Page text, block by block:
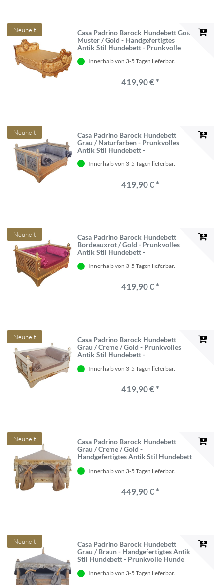
Neuheit
Casa Padrino Barock Hundebett Gold
Muster / Gold - Handgefertigtes
Antik Stil Hundebett - Prunkvolle
Stil Tiermöbel - Barock Tiermöbel
Innerhalb von 3-5 Tagen lieferbar.
419,90 € *
Neuheit
Casa Padrino Barock Hundebett
Grau / Naturfarben - Prunkvolles
Antik Stil Hundebett -
Barockstil - Antik Stil Tiermöbel -
Innerhalb von 3-5 Tagen lieferbar.
419,90 € *
Neuheit
Casa Padrino Barock Hundebett
Bordeauxrot / Gold - Prunkvolles
Antik Stil Hundebett -
Barockstil - Antik Stil Tiermöbel -
Innerhalb von 3-5 Tagen lieferbar.
419,90 € *
Neuheit
Casa Padrino Barock Hundebett
Grau / Creme / Gold - Prunkvolles
Antik Stil Hundebett -
Barockstil - Antik Stil Tiermöbel -
Innerhalb von 3-5 Tagen lieferbar.
419,90 € *
Neuheit
Casa Padrino Barock Hundebett
Grau / Creme / Gold -
Handgefertigtes Antik Stil Hundebett
Barockstil - Antik Stil Tiermöbel -
Innerhalb von 3-5 Tagen lieferbar.
449,90 € *
Neuheit
Casa Padrino Barock Hundebett
Grau / Braun - Handgefertigtes Antik
Stil Hundebett - Prunkvolle Hunde
Tiermöbel - Barock Tiermöbel
Innerhalb von 3-5 Tagen lieferbar.